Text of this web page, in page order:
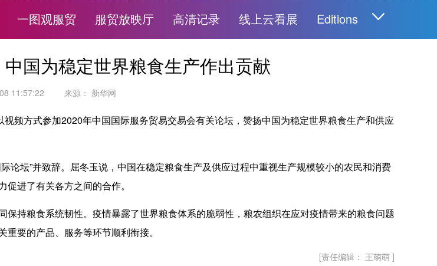
一图观服贸 服贸放映厅 高清记录 线上云看展 Editions
عربى
Deutsch
国为稳定世界粮食生产作出贡献
11:57:22 来源： 新华网
方式参加2020年中国国际服务贸易交易会有关论坛，赞扬中国为稳定世界粮食生产和供应
坛”并致辞。屈冬玉说，中国在稳定粮食生产及供应过程中重视生产规模较小的农民和消费
进了有关各方之间的合作。
持粮食系统韧性。疫情暴露了世界粮食体系的脆弱性，粮农组织在应对疫情带来的粮食问题
要的产品、服务等环节顺利衔接。
[责任编辑： 王萌萌 ]